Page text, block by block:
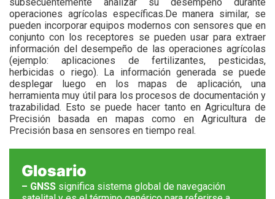
operaciones agrícolas específicas.De manera similar, se
pueden incorporar equipos modernos con sensores que en
conjunto con los receptores se pueden usar para extraer
información del desempeño de las operaciones agrícolas
(ejemplo: aplicaciones de fertilizantes, pesticidas,
herbicidas o riego). La información generada se puede
desplegar luego en los mapas de aplicación, una
herramienta muy útil para los procesos de documentación y
trazabilidad. Esto se puede hacer tanto en Agricultura de
Precisión basada en mapas como en Agricultura de
Precisión basa en sensores en tiempo real.
Glosario
– GNSS significa sistema global de navegación